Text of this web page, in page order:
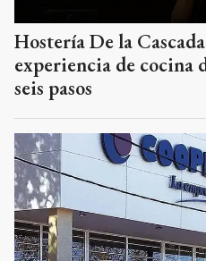
Hostería De la
experiencia de cocina
seis pasos